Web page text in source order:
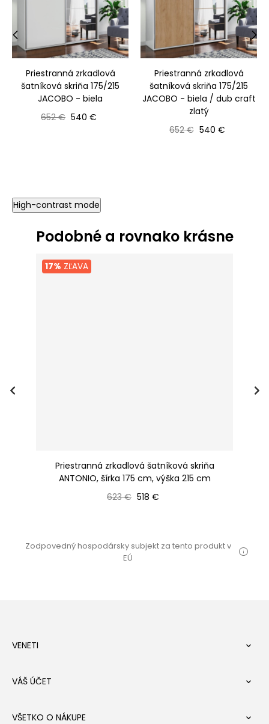
Priestranná zrkadlová
šatníková skriňa 175/215
JACOBO - biela
Bežná cena
652 € Cena
540 €
Priestranná zrkadlová
šatníková skriňa 175/215
JACOBO - biela / dub craft
zlatý
Bežná cena
652 € Cena
540 €
‹ ›
High-contrast mode
Podobné a rovnako krásne
17% ZĽAVA
Priestranná zrkadlová šatníková skriňa
ANTONIO, šírka 175 cm, výška 215 cm
Bežná cena
623 € Cena
518 €
Zodpovedný hospodársky subjekt za tento produkt v
EÚ
VENETI 
VÁŠ ÚČET 
VŠETKO O NÁKUPE 